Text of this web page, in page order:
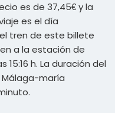
es de 37,45€ y la
es el día
tren de este billete
a la estación de
h. La duración del
maría